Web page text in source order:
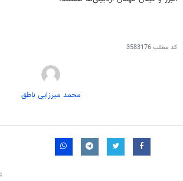
کد مطلب3583176
محمد میرزایی ناطق